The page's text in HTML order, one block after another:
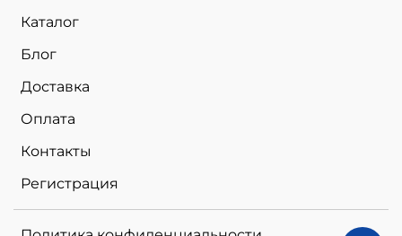
Каталог
Блог
Доставка
Оплата
Контакты
Регистрация